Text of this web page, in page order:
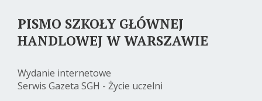
PISMO SZKOŁY GŁÓWNEJ
HANDLOWEJ W WARSZAWIE
Wydanie internetowe
Serwis Gazeta SGH - Życie uczelni